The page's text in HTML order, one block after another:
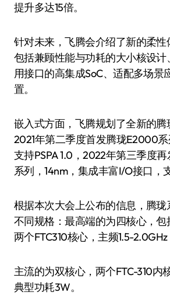
提升多达15倍。
针对未来，飞腾会介绍了新的柔性
包括兼顾性能与功耗的大小核设计
用接口的高集成SoC、适配多场景
置。
嵌入式方面，飞腾规划了全新的腾
2021年第二季度首发腾珑E2000系
支持PSPA 1.0，2022年第三季度
系列，14nm，集成丰富I/O接口，
根据本次大会上公布的信息，腾
不同规格：最高端的为四核心，包
两个FTC310核心，主频1.5-2.0GHz
主流的为双核心，两个FTC-310内
典型功耗3W。